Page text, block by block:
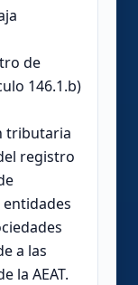
de
146.1.b)
tributaria
registro
a las
la AEAT.